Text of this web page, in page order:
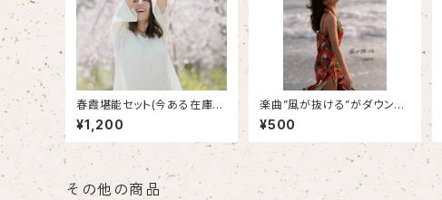
春霞堪能セット(今ある在庫分
まで)
¥1,200
楽曲”風が抜ける”がダウンロ
ードできるポストカード(歌詞
付)
¥500
その他の商品